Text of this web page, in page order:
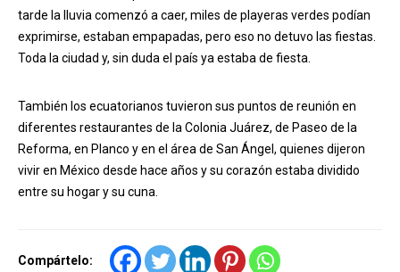
tarde la lluvia comenzó a caer, miles de playeras verdes podían
exprimirse, estaban empapadas, pero eso no detuvo las fiestas.
Toda la ciudad y, sin duda el país ya estaba de fiesta.
También los ecuatorianos tuvieron sus puntos de reunión en
diferentes restaurantes de la Colonia Juárez, de Paseo de la
Reforma, en Planco y en el área de San Ángel, quienes dijeron
vivir en México desde hace años y su corazón estaba dividido
entre su hogar y su cuna.
Compártelo: